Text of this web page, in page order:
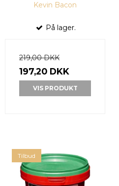
Kevin Bacon
På lager.
219,00 DKK
197,20 DKK
VIS PRODUKT
Tilbud